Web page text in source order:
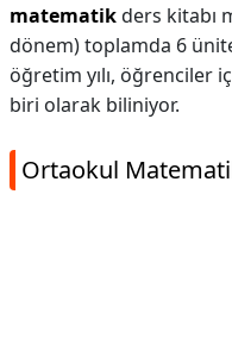
matematikders kitabı
dönem) toplamda 6
öğretim yılı, öğrenciler
biri olarak biliniyor.
Ortaokul